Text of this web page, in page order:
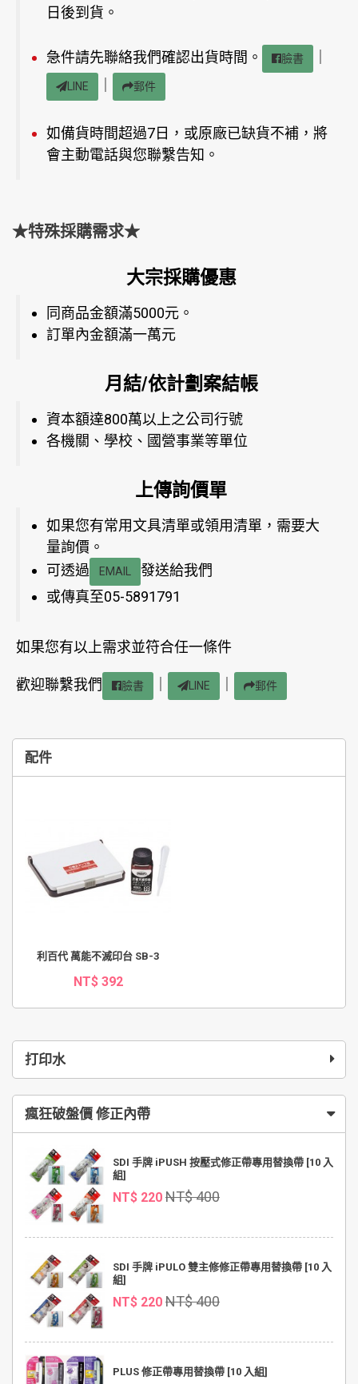
打印水
瘋狂破盤價 修正內帶
SDI 手牌 iPUSH 按壓式修正帶專用替換帶 [10 入
組]
NT$ 220 NT$ 400
SDI 手牌 iPULO 雙主修修正帶專用替換帶 [10 入
組]
NT$ 220 NT$ 400
PLUS 修正帶專用替換帶 [10 入組]
日後到貨。
急件請先聯絡我們確認出貨時間。 臉書
LINE 郵件
如備貨時間超過7日，或原廠已缺貨不補，將
會主動電話與您聯繫告知。
★特殊採購需求★
大宗採購優惠
同商品金額滿5000元。
訂單內金額滿一萬元
月結/依計劃案結帳
資本額達800萬以上之公司行號
各機關、學校、國營事業等單位
上傳詢價單
如果您有常用文具清單或領用清單，需要大
量詢價。
可透過
EMAIL
發送給我們
或傳真至05-5891791
如果您有以上需求並符合任一條件
歡迎聯繫我們 臉書 LINE 郵件
配件
利百代 萬能不滅印台 SB-3
NT$ 392